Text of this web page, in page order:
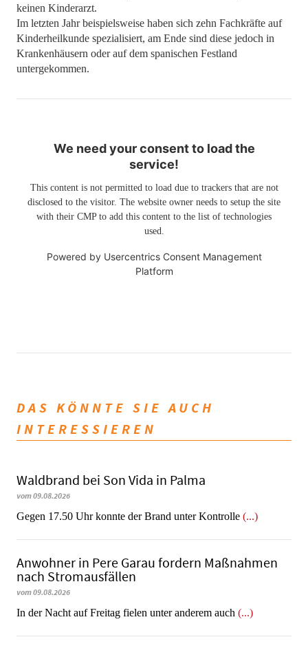
keinen Kinderarzt.
Im letzten Jahr beispielsweise haben sich zehn Fachkräfte auf
Kinderheilkunde spezialisiert, am Ende sind diese jedoch in
Krankenhäusern oder auf dem spanischen Festland
untergekommen.
We need your consent to load the
service!
This content is not permitted to load due to trackers that are not
disclosed to the visitor. The website owner needs to setup the site
with their CMP to add this content to the list of technologies
used.
Powered by Usercentrics Consent Management
Platform
DAS KÖNNTE SIE AUCH
INTERESSIEREN
Waldbrand bei Son Vida in Palma
vom 09.08.2026
Gegen 17.50 Uhr konnte der Brand unter Kontrolle (...)
Anwohner in Pere Garau fordern Maßnahmen
nach Stromausfällen
vom 09.08.2026
In der Nacht auf Freitag fielen unter anderem auch (...)